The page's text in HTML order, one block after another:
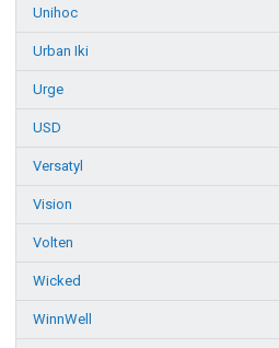
Unihoc
Urban Iki
Urge
USD
Versatyl
Vision
Volten
Wicked
WinnWell